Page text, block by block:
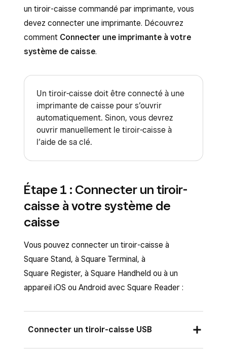
un tiroir-caisse commandé par imprimante, vous
devez connecter une imprimante. Découvrez
comment Connecter une imprimante à votre
système de caisse.
Un tiroir-caisse doit être connecté à une
imprimante de caisse pour s’ouvrir
automatiquement. Sinon, vous devrez
ouvrir manuellement le tiroir-caisse à
l’aide de sa clé.
Étape 1 : Connecter un tiroir-
caisse à votre système de
caisse
Vous pouvez connecter un tiroir-caisse à
Square Stand, à Square Terminal, à
Square Register, à Square Handheld ou à un
appareil iOS ou Android avec Square Reader :
Connecter un tiroir-caisse USB